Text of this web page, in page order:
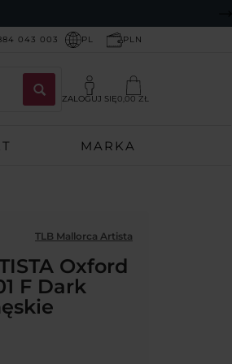
043 003 PL PLN
ZALOGUJ SIĘ0,00 ZŁ
MARKA
TLB Mallorca Artista
Oxford
F Dark